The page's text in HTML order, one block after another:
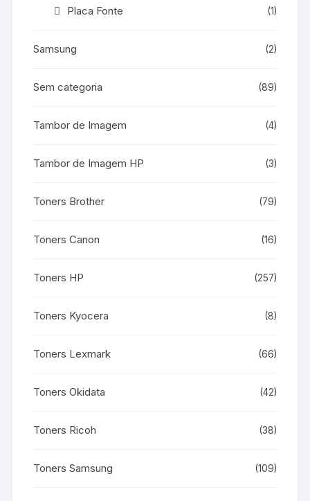
Placa Fonte (1)
Samsung (2)
Sem categoria (89)
Tambor de Imagem (4)
Tambor de Imagem HP (3)
Toners Brother (79)
Toners Canon (16)
Toners HP (257)
Toners Kyocera (8)
Toners Lexmark (66)
Toners Okidata (42)
Toners Ricoh (38)
Toners Samsung (109)